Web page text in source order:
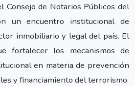
Consejo de Notarios Públicos del
un encuentro institucional de
inmobiliario y legal del país. El
fortalecer los mecanismos de
en materia de prevención
y financiamiento del terrorismo.